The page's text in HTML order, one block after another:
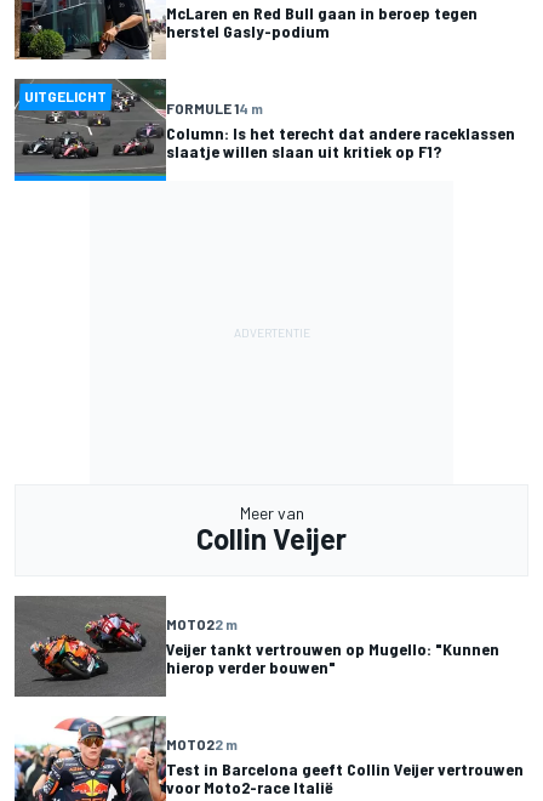
McLaren en Red Bull gaan in beroep tegen
herstel Gasly-podium
UITGELICHT
FORMULE 14 m
Column: Is het terecht dat andere raceklassen
slaatje willen slaan uit kritiek op F1?
Meer van
Collin Veijer
MOTO22 m
Veijer tankt vertrouwen op Mugello: "Kunnen
hierop verder bouwen"
MOTO22 m
Test in Barcelona geeft Collin Veijer vertrouwen
voor Moto2-race Italië